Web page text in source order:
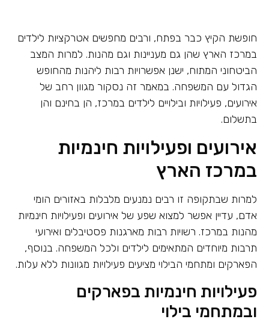
חופשת הקיץ כבר בפתח, ורבים מחפשים אטרקציות לילדים
במרכז הארץ שהן גם מעניינות וגם מהנות. למרות המצב
הביטחוני המתוח, ישנן אפשרויות רבות ליהנות מהחופש
הגדול עם המשפחה. במאמר זה נסקור מגוון רחב של
אירועים, פעילויות ובילויים לילדים במרכז, הן בחינם והן
בתשלום.
אירועים ופעילויות חינמיות
במרכז הארץ
למרות שבתקופה זו רבים נמנעים מלבלות באזורים הומי
אדם, עדיין אפשר למצוא שפע של אירועים ופעילויות חינמיות
מהנות במרכז. רשויות רבות מארגנות פסטיבלים ואירועי
תרבות מיוחדים המתאימים לילדים ולכל המשפחה. בנוסף,
הפארקים ומתחמי הבילוי מציעים פעילויות מגוונות ללא עלות.
פעילויות חינמיות בפארקים
ובמתחמי בילוי